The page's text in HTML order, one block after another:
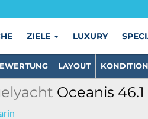
ZIELE LUXURY
LAYOUT
Oceanis